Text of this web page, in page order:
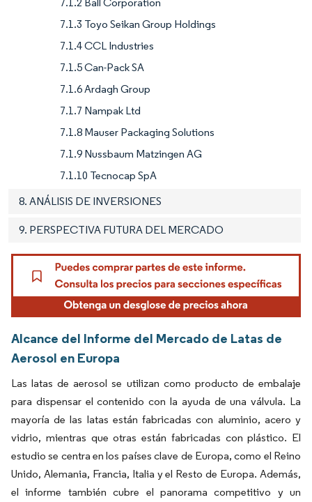
7.1.2 Ball Corporation
7.1.3 Toyo Seikan Group Holdings
7.1.4 CCL Industries
7.1.5 Can-Pack SA
7.1.6 Ardagh Group
7.1.7 Nampak Ltd
7.1.8 Mauser Packaging Solutions
7.1.9 Nussbaum Matzingen AG
7.1.10 Tecnocap SpA
8. ANÁLISIS DE INVERSIONES
9. PERSPECTIVA FUTURA DEL MERCADO
Alcance del Informe del Mercado de Latas de
Aerosol en Europa
Las latas de aerosol se utilizan como producto de embalaje
para dispensar el contenido con la ayuda de una válvula. La
mayoría de las latas están fabricadas con aluminio, acero y
vidrio, mientras que otras están fabricadas con plástico. El
estudio se centra en los países clave de Europa, como el Reino
Unido, Alemania, Francia, Italia y el Resto de Europa. Además,
el informe también cubre el panorama competitivo y un